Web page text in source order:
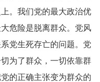
。我们党的最大政治优
危险是脱离群众。党风
党生死存亡的问题。党
为了群众，一切依靠群
的正确主张变为群众的